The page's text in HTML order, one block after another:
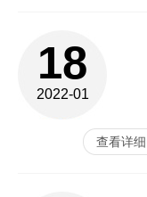
辽宁茶叶公司网站
18
2022-01
查看详细
13
2020-01
29
2020-05